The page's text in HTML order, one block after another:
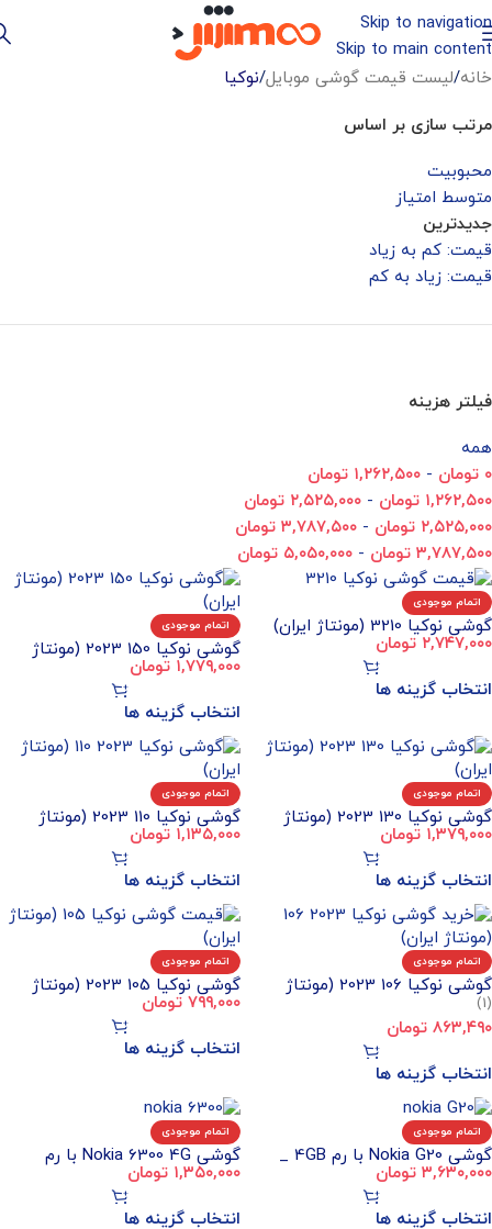
Skip to navigation
Skip to main content
خانه/لیست قیمت گوشی موبایل/نوکیا
مرتب سازی بر اساس
محبوبیت
متوسط امتیاز
جدیدترین
قیمت: کم به زیاد
قیمت: زیاد به کم
فیلتر هزینه
همه
۰ تومان - ۱,۲۶۲,۵۰۰ تومان
۱,۲۶۲,۵۰۰ تومان - ۲,۵۲۵,۰۰۰ تومان
۲,۵۲۵,۰۰۰ تومان - ۳,۷۸۷,۵۰۰ تومان
۳,۷۸۷,۵۰۰ تومان - ۵,۰۵۰,۰۰۰ تومان
اتمام موجودی
گوشی نوکیا 3210 (مونتاژ ایران)
۲,۷۴۷,۰۰۰ تومان
انتخاب گزینه ها
اتمام موجودی
گوشی نوکیا 150 2023 (مونتاژ
ایران)
۱,۷۷۹,۰۰۰ تومان
انتخاب گزینه ها
اتمام موجودی
گوشی نوکیا 130 2023 (مونتاژ
ایران)
۱,۳۷۹,۰۰۰ تومان
انتخاب گزینه ها
اتمام موجودی
گوشی نوکیا 110 2023 (مونتاژ
ایران)
۱,۱۳۵,۰۰۰ تومان
انتخاب گزینه ها
اتمام موجودی
گوشی نوکیا 106 2023 (مونتاژ
ایران)(1)
۸۶۳,۴۹۰ تومان
انتخاب گزینه ها
اتمام موجودی
گوشی نوکیا 105 2023 (مونتاژ
ایران)
۷۹۹,۰۰۰ تومان
انتخاب گزینه ها
اتمام موجودی
گوشی Nokia G20 با رم 4GB _
حافظه داخلی 128GB
۳,۶۳۰,۰۰۰ تومان
انتخاب گزینه ها
اتمام موجودی
گوشی Nokia 6300 4G با رم
512MB – حافظه داخلی 4GB
۱,۳۵۰,۰۰۰ تومان
انتخاب گزینه ها